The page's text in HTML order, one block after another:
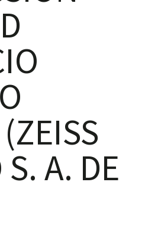
A. DE